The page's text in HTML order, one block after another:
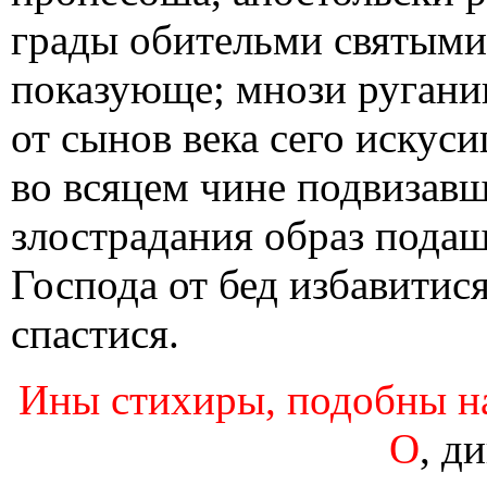
грады обительми
показующе; мнози
от сынов века сего
во всяцем чине
злострадания образ
Господа от бед
спастися.
Ины стихиры, подобны
О,